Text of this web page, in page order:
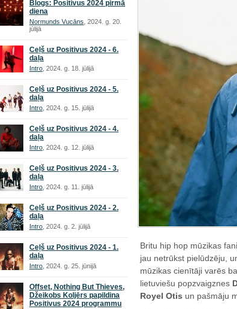
Blogs: Positivus 2024 pirmā
diena
Normunds Vucāns , 2024. g. 20.
jūlijā
Ceļš uz Positivus 2024 - 6.
daļa
Intro , 2024. g. 18. jūlijā
Ceļš uz Positivus 2024 - 5.
daļa
Intro , 2024. g. 15. jūlijā
Ceļš uz Positivus 2024 - 4.
daļa
Intro , 2024. g. 12. jūlijā
Ceļš uz Positivus 2024 - 3.
daļa
Intro , 2024. g. 11. jūlijā
Ceļš uz Positivus 2024 - 2.
daļa
Intro , 2024. g. 2. jūlijā
Ceļš uz Positivus 2024 - 1.
daļa
Intro , 2024. g. 25. jūnijā
Offset, Nothing But Thieves,
Džeikobs Koljērs papildina
Positivus 2024 programmu
Britu hip hop mūzikas
jau netrūkst pielūdzēju,
mūzikas cienītāji varēs
lietuviešu popzvaigznes
Royel Otis un pašmāju